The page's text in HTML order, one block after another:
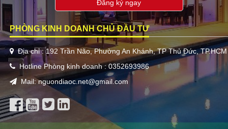
Đăng ký ngay
PHÒNG KINH DOANH CHỦ ĐẦU TƯ
Địa chỉ : 192 Trần Não, Phường An Khánh, TP Thủ Đức, TP.HCM
Hotline Phòng kinh doanh : 0352693986
Mail: nguondiaoc.net@gmail.com